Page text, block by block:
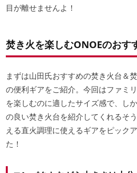
目が離せませんよ！
焚き火を楽しむONOEのおす
まずは山田氏おすすめの焚き火台＆
の便利ギアをご紹介。今回はファミ
を楽しむのに適したサイズ感で、し
の良い焚き火台を紹介してくれるそ
える直火調理に使えるギアをピック
た！